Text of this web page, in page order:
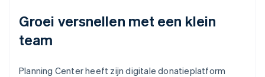
Groei versnellen met een klein
team
Planning Center heeft zijn digitale donatieplatform